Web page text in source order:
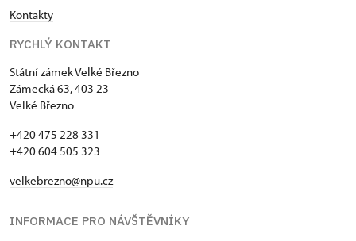
Kontakty
RYCHLÝ KONTAKT
Státní zámek Velké Březno
Zámecká 63, 403 23
Velké Březno
+420 475 228 331
+420 604 505 323
velkebrezno@npu.cz
INFORMACE PRO NÁVŠTĚVNÍKY